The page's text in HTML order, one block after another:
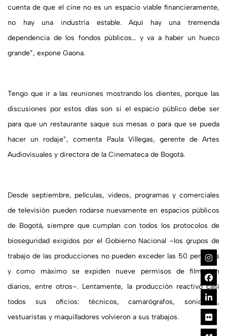
cuenta de que el cine no es un espacio viable financieramente,
no hay una industria estable. Aquí hay una tremenda
dependencia de los fondos públicos… y va a haber un hueco
grande”, expone Gaona.
Tengo que ir a las reuniones mostrando los dientes, porque las
discusiones por estos días son si el espacio público debe ser
para que un restaurante saque sus mesas o para que se pueda
hacer un rodaje”, comenta Paula Villegas, gerente de Artes
Audiovisuales y directora de la Cinemateca de Bogotá.
Desde septiembre, películas, videos, programas y comerciales
de televisión pueden rodarse nuevamente en espacios públicos
de Bogotá, siempre que cumplan con todos los protocolos de
bioseguridad exigidos por el Gobierno Nacional –los grupos de
trabajo de las producciones no pueden exceder las 50 personas
y como máximo se expiden nueve permisos de filmación
diarios, entre otros–. Lentamente, la producción reactivó casi
todos sus oficios: técnicos, camarógrafos, sonidistas,
vestuaristas y maquilladores volvieron a sus trabajos.